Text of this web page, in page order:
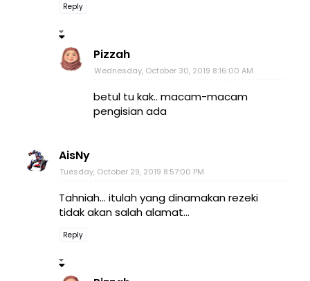
Reply
Pizzah
Wednesday, October 30, 2019 8:16:00 AM
betul tu kak.. macam-macam
pengisian ada
AisNy
Tuesday, October 29, 2019 8:57:00 PM
Tahniah... itulah yang dinamakan rezeki
tidak akan salah alamat...
Reply